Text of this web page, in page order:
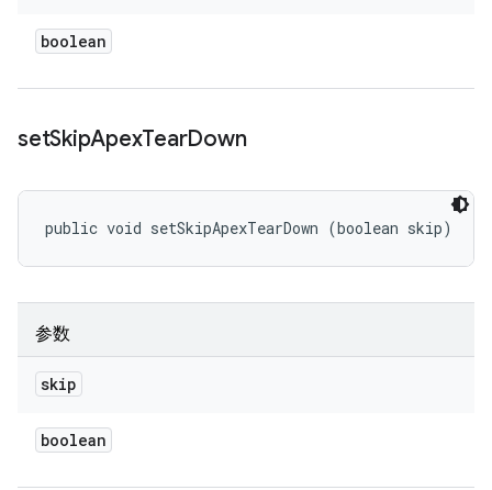
boolean
setSkipApexTearDown
public void setSkipApexTearDown (boolean skip)
参数
skip
boolean